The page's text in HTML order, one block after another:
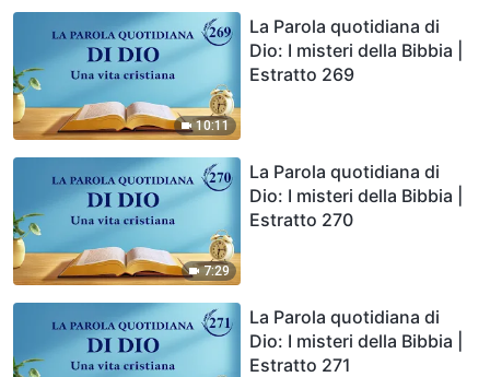
10:11
La Parola quotidiana di
Dio: I misteri della Bibbia |
Estratto 269
7:29
La Parola quotidiana di
Dio: I misteri della Bibbia |
Estratto 270
La Parola quotidiana di
Dio: I misteri della Bibbia |
Estratto 271